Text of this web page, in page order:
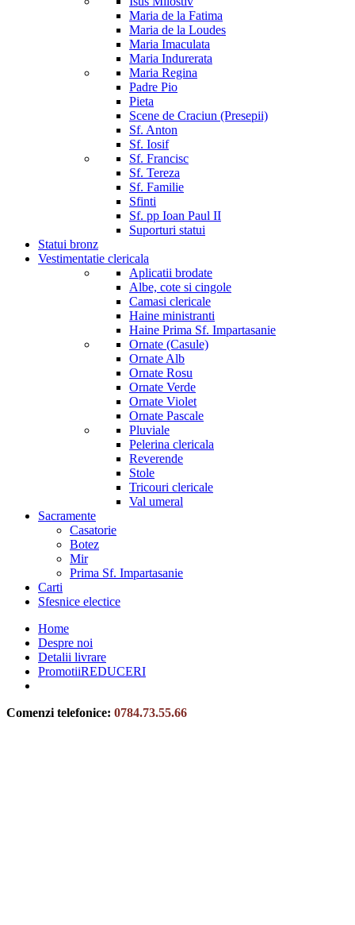
Maria de la Fatima
Maria de la Loudes
Maria Imaculata
Maria Indurerata
Maria Regina
Padre Pio
Pieta
Scene de Craciun (Presepii)
Sf. Anton
Sf. Iosif
Sf. Francisc
Sf. Tereza
Sf. Familie
Sfinti
Sf. pp Ioan Paul II
Suporturi statui
Statui bronz
Vestimentatie clericala
Aplicatii brodate
Albe, cote si cingole
Camasi clericale
Haine ministranti
Haine Prima Sf. Impartasanie
Ornate (Casule)
Ornate Alb
Ornate Rosu
Ornate Verde
Ornate Violet
Ornate Pascale
Pluviale
Pelerina clericala
Reverende
Stole
Tricouri clericale
Val umeral
Sacramente
Casatorie
Botez
Mir
Prima Sf. Impartasanie
Carti
Sfesnice electice
Home
Despre noi
Detalii livrare
PromotiiREDUCERI
Comenzi telefonice: 0784.73.55.66